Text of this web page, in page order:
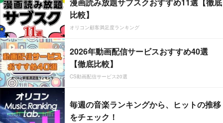
比較】
オリコン顧客満足度ランキング
2026年動画配信サービスおすすめ40選
【徹底比較】
CS動画配信サービス20選
毎週の音楽ランキングから、ヒットの推移
をチェック！